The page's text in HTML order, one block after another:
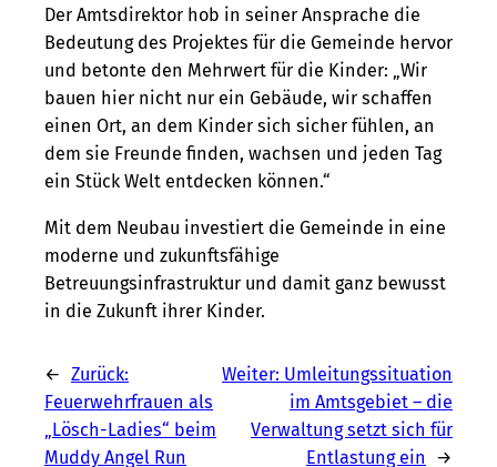
Der Amtsdirektor hob in seiner Ansprache die
Bedeutung des Projektes für die Gemeinde hervor
und betonte den Mehrwert für die Kinder: „Wir
bauen hier nicht nur ein Gebäude, wir schaffen
einen Ort, an dem Kinder sich sicher fühlen, an
dem sie Freunde finden, wachsen und jeden Tag
ein Stück Welt entdecken können.“
Mit dem Neubau investiert die Gemeinde in eine
moderne und zukunftsfähige
Betreuungsinfrastruktur und damit ganz bewusst
in die Zukunft ihrer Kinder.
← Zurück:
Feuerwehrfrauen als
„Lösch-Ladies“ beim
Muddy Angel Run
Weiter: Umleitungssituation
im Amtsgebiet – die
Verwaltung setzt sich für
Entlastung ein
→